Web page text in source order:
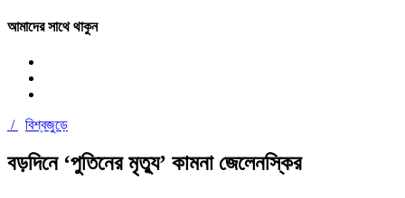
আমাদের সাথে থাকুন
/ বিশ্বজুড়ে
বড়দিনে ‘পুতিনের মৃত্যু’ কামনা জেলেনস্কির